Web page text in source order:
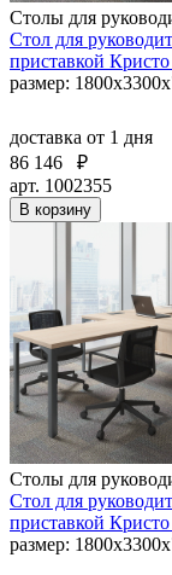
Столы для
Стол для
приставкой
размер:
доставка от 1 дня
86 146
₽
арт. 1002355
В корзину
Столы для
Стол для
приставкой
размер: